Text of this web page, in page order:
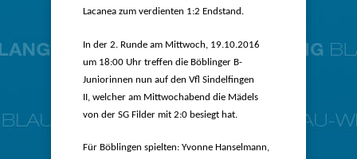
Lacanea zum verdienten 1:2 Endstand.
In der 2. Runde am Mittwoch, 19.10.2016
um 18:00 Uhr treffen die Böblinger B-
Juniorinnen nun auf den Vfl Sindelfingen
II, welcher am Mittwochabend die Mädels
von der SG Filder mit 2:0 besiegt hat.
Für Böblingen spielten: Yvonne Hanselmann,